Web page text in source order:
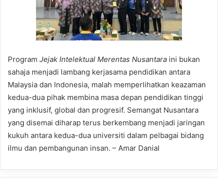
Program Jejak Intelektual Merentas Nusantara ini bukan
sahaja menjadi lambang kerjasama pendidikan antara
Malaysia dan Indonesia, malah memperlihatkan keazaman
kedua-dua pihak membina masa depan pendidikan tinggi
yang inklusif, global dan progresif. Semangat Nusantara
yang disemai diharap terus berkembang menjadi jaringan
kukuh antara kedua-dua universiti dalam pelbagai bidang
ilmu dan pembangunan insan. – Amar Danial